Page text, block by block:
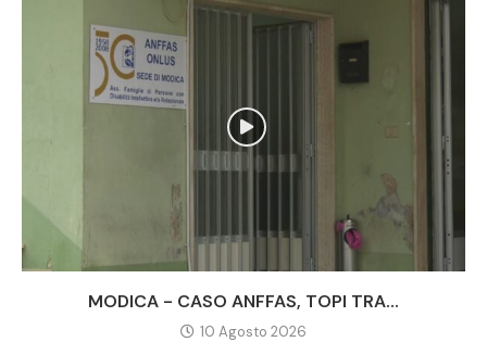
MODICA - CASO ANFFAS, TOPI TRA...
10 Agosto 2026